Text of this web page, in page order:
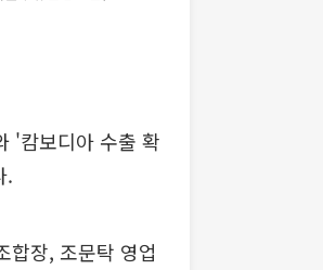
'캄보디아 수출 확
.
합장, 조문탁 영업